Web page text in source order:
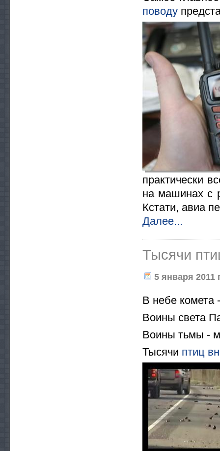
поводу
практически
на машинах с
Кстати, авиа
Далее...
Тысячи
5 января 2011
В небе комета
Воины света
Воины тьмы -
Тысячи птиц